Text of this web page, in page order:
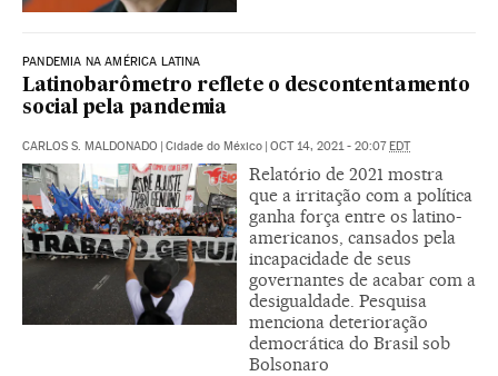
PANDEMIA NA AMÉRICA LATINA
Latinobarômetro reflete o descontentamento
social pela pandemia
CARLOS S. MALDONADO | Cidade do México | OCT 14, 2021 - 20:07EDT
Relatório de 2021 mostra
que a irritação com a política
ganha força entre os latino-
americanos, cansados pela
incapacidade de seus
governantes de acabar com a
desigualdade. Pesquisa
menciona deterioração
democrática do Brasil sob
Bolsonaro